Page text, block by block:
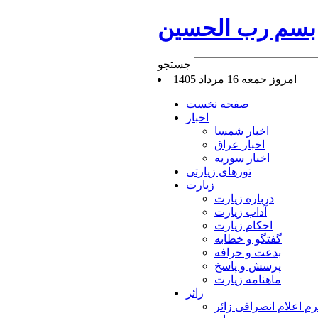
بسم رب الحسین
امروز جمعه 16 مرداد 1405
صفحه نخست
اخبار
اخبار شمسا
اخبار عراق
اخبار سوریه
تورهای زیارتی
زیارت
درباره زیارت
آداب زیارت
احکام زیارت
گفتگو و خطابه
بدعت و خرافه
پرسش و پاسخ
ماهنامه زیارت
زائر
اعلام انصرافی زائر